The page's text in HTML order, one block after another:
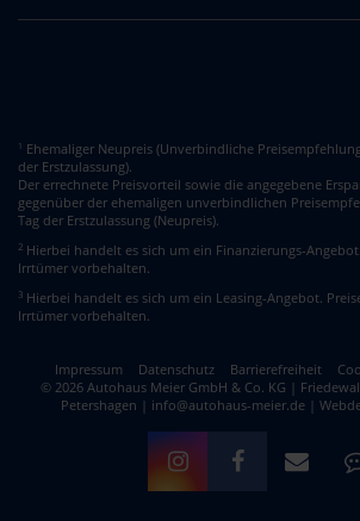
1 Ehemaliger Neupreis (Unverbindliche
der Erstzulassung).
Der errechnete Preisvorteil sowie die angegebene
gegenüber der ehemaligen unverbindlichen
Tag der Erstzulassung (Neupreis).
2 Hierbei handelt es sich um ein Finanzierungs-
Irrtümer vorbehalten.
3 Hierbei handelt es sich um ein Leasing-Angebot.
Irrtümer vorbehalten.
Impressum Datenschutz Barrierefreiheit
© 2026 Autohaus Meier GmbH & Co. KG |
Petershagen | info@autohaus-meier.de |